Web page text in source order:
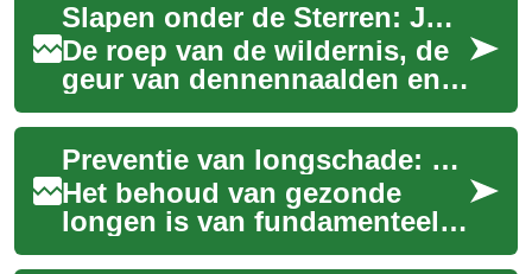
Slapen onder de Sterren: Jouw Gids voor Buitenrecreatie
De roep van de wildernis, de
geur van dennennaalden en
de stilte van een sterrennacht
lokken velen naar buiten.
Buite...
Preventie van longschade: een gids
Het behoud van gezonde
longen is van fundamenteel
belang voor het algehele